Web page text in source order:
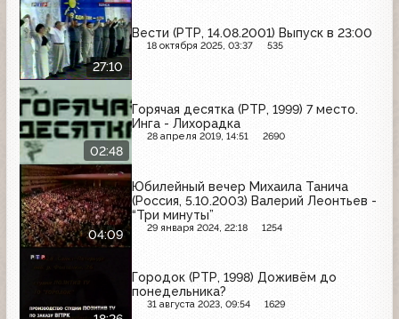
27:10
Вести (РТР, 14.08.2001) Выпуск в 23:00
18 октября 2025, 03:37 535
02:48
Горячая десятка (РТР, 1999) 7 место.
Инга - Лихорадка
28 апреля 2019, 14:51 2690
04:09
Юбилейный вечер Михаила Танича
(Россия, 5.10.2003) Валерий Леонтьев -
“Три минуты”
29 января 2024, 22:18 1254
Городок (РТР, 1998) Доживём до
понедельника?
31 августа 2023, 09:54 1629